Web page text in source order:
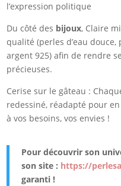
l’expression politique
Du côté des bijoux, Claire
qualité (perles d’eau
argent 925) afin de rendre
précieuses.
Cerise sur le gâteau :
redessiné, réadapté pour
à vos besoins, vos envies !
Pour découvrir son
son site : https://
garanti !